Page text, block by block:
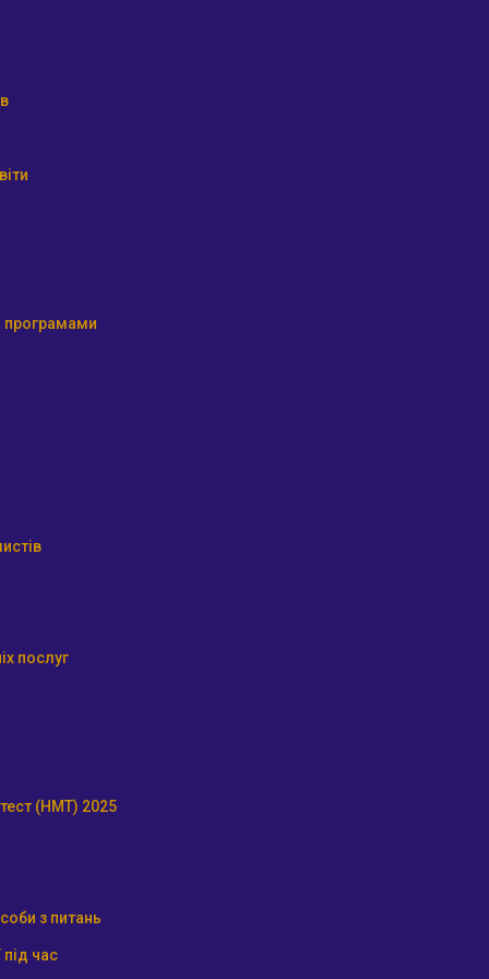
програмами
послуг
(НМТ) 2025
з питань
під час